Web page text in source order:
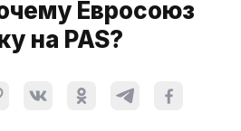
Евросоюз
на PAS?